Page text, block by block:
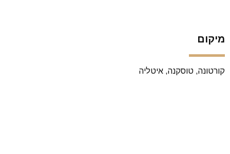
מיקום
קורטונה, טוסקנה, איטליה